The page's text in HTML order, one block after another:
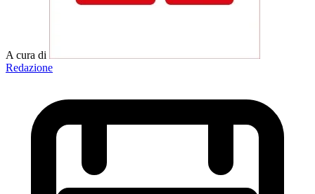
A cura di
Redazione